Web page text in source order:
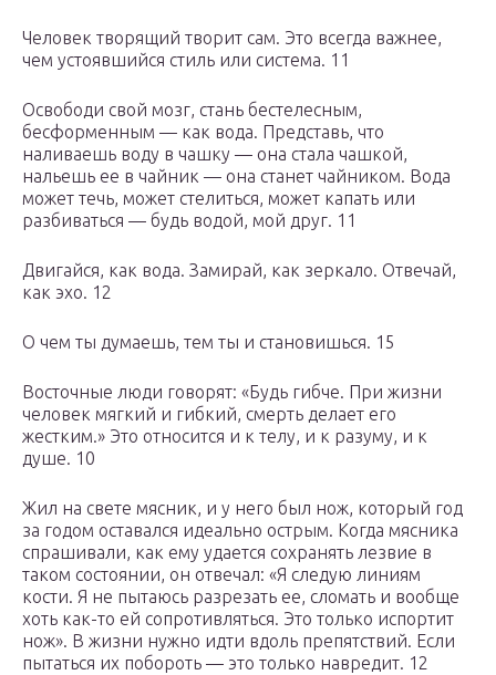
Человек творящий творит сам. Это всегда важнее,
чем устоявшийся стиль или система. 11
Освободи свой мозг, стань бестелесным,
бесформенным — как вода. Представь, что
наливаешь воду в чашку — она стала чашкой,
нальешь ее в чайник — она станет чайником. Вода
может течь, может стелиться, может капать или
разбиваться — будь водой, мой друг. 11
Двигайся, как вода. Замирай, как зеркало. Отвечай,
как эхо. 12
О чем ты думаешь, тем ты и становишься. 15
Восточные люди говорят: «Будь гибче. При жизни
человек мягкий и гибкий, смерть делает его
жестким.» Это относится и к телу, и к разуму, и к
душе. 10
Жил на свете мясник, и у него был нож, который год
за годом оставался идеально острым. Когда мясника
спрашивали, как ему удается сохранять лезвие в
таком состоянии, он отвечал: «Я следую линиям
кости. Я не пытаюсь разрезать ее, сломать и вообще
хоть как-то ей сопротивляться. Это только испортит
нож». В жизни нужно идти вдоль препятствий. Если
пытаться их побороть — это только навредит. 12